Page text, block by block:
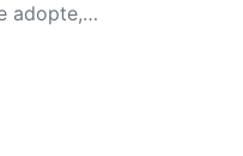
adopte,…